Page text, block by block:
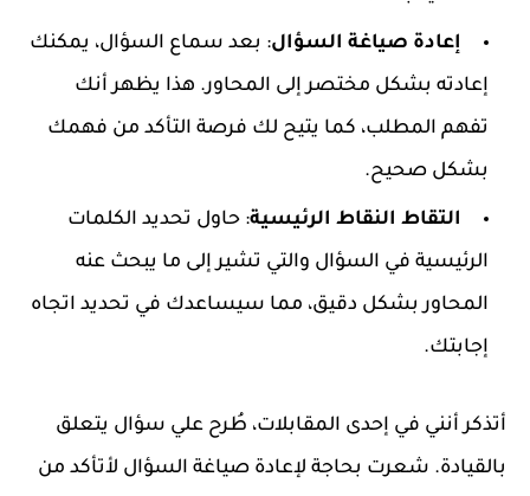
إعادة صياغة السؤال: بعد سماع السؤال، يمكنك
إعادته بشكل مختصر إلى المحاور. هذا يظهر أنك
تفهم المطلب، كما يتيح لك فرصة التأكد من فهمك
بشكل صحيح.
التقاط النقاط الرئيسية: حاول تحديد الكلمات
الرئيسية في السؤال والتي تشير إلى ما يبحث عنه
المحاور بشكل دقيق، مما سيساعدك في تحديد اتجاه
إجابتك.
أتذكر أنني في إحدى المقابلات، طُرح علي سؤال يتعلق
بالقيادة. شعرت بحاجة لإعادة صياغة السؤال لأتأكد من